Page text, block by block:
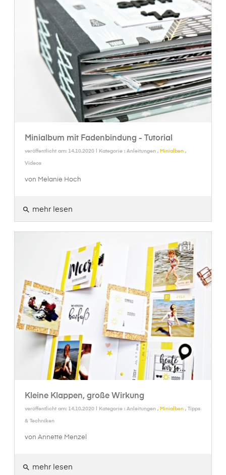
Minialbum mit Fadenbindung - Tutorial
veröffentlicht am: 14.10.2020 | Kategorie : Anleitungen , Minialben ,
Videos
von Melanie Hoch
search mehr lesen
Kleine Klappen, große Wirkung
veröffentlicht am: 14.10.2020 | Kategorie : Anleitungen , Minialben , Tipps
& Techniken
von Annette Menzel
search mehr lesen